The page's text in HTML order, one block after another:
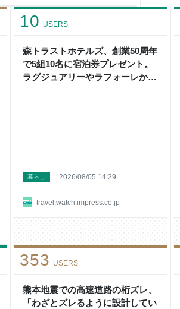
森トラストホテルズ、創業50周年
で5組10名に宿泊券プレゼント。
ラグジュアリーやラフォーレから
10 USERS
travel.watch.impress.co.jp
暮らし 2026/08/05 14:29
熊本地震での高速道路の桁ズレ、
「わざとズレるように設計してい
353 USERS